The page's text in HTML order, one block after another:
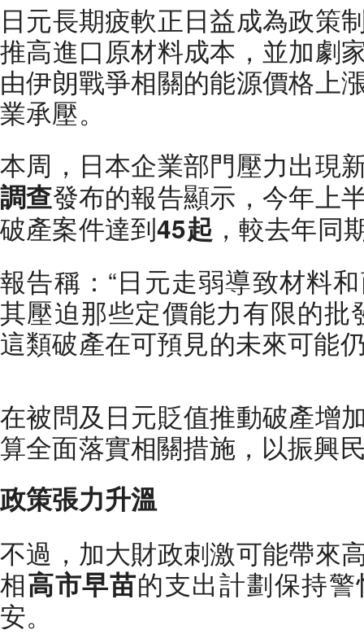
日元長期疲軟正日益成為政策
推高進口原材料成本，並加劇
由伊朗戰爭相關的能源價格上
業承壓。
本周，日本企業部門壓力出現
調查發布的報告顯示，今年上
破產案件達到45起 ，較去年同
報告稱：“日元走弱導致材料
其壓迫那些定價能力有限的批
這類破產在可預見的未來可能
在被問及日元貶值推動破產增
算全面落實相關措施，以振興
政策張力升溫
不過，加大財政刺激可能帶來
相高市早苗的支出計劃保持
安。